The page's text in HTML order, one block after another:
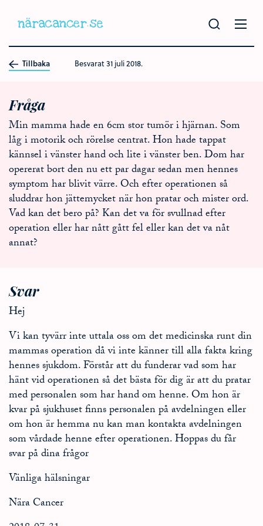
Tillbaka Besvarat31 juli 2018.
Fråga
Min mamma hade en 6cm stor tumör i hjärnan. Som
låg i motorik och rörelse centrat. Hon hade tappat
kännsel i vänster hand och lite i vänster ben. Dom har
opererat bort den nu ett par dagar sedan men hennes
symptom har blivit värre. Och efter operationen så
sluddrar hon jättemycket när hon pratar och mister ord.
Vad kan det bero på? Kan det va för svullnad efter
operation eller har nått gått fel eller kan det va nåt
annat?
Svar
Hej
Vi kan tyvärr inte uttala oss om det medicinska runt din
mammas operation då vi inte känner till alla fakta kring
hennes sjukdom. Förstår att du funderar vad som har
hänt vid operationen så det bästa för dig är att du pratar
med personalen som har hand om henne. Om hon är
kvar på sjukhuset finns personalen på avdelningen eller
om hon är hemma nu kan man kontakta avdelningen
som vårdade henne efter operationen. Hoppas du får
svar på dina frågor
Vänliga hälsningar
Nära Cancer